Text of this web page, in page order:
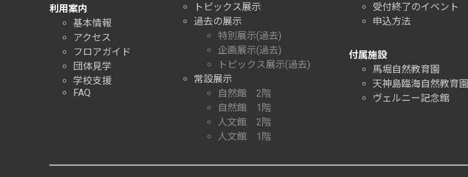
利用案内
基本情報
アクセス
フロアガイド
団体見学
学校支援
FAQ
トピックス展示
過去の展示
特別展示(過去)
企画展示(過去)
トピックス展示(過去)
常設展示
自然館 2階
自然館 1階
人文館 2階
人文館 1階
受付終了のイベント
申込方法
付属施設
馬堀自然教育園
天神島臨海自然教育園
ヴェルニー記念館